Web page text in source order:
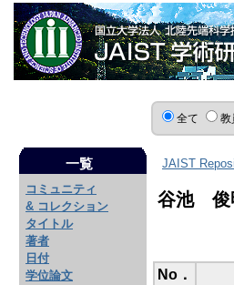
全て 教
一覧
コミュニティ
& コレクション
タイトル
著者
日付
学位論文
JAIST
谷池 俊
No．